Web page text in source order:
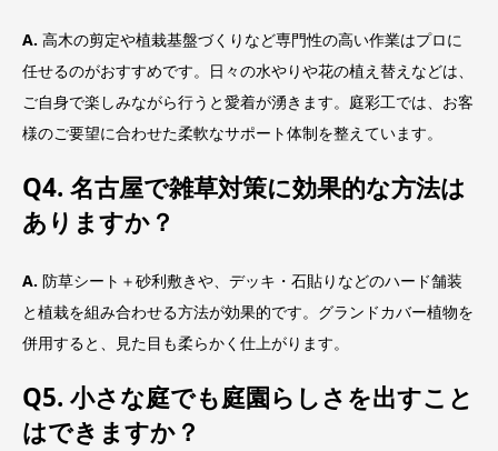
A. 高木の剪定や植栽基盤づくりなど専門性の高い作業はプロに
任せるのがおすすめです。日々の水やりや花の植え替えなどは、
ご自身で楽しみながら行うと愛着が湧きます。庭彩工では、お客
様のご要望に合わせた柔軟なサポート体制を整えています。
Q4. 名古屋で雑草対策に効果的な方法は
ありますか？
A. 防草シート＋砂利敷きや、デッキ・石貼りなどのハード舗装
と植栽を組み合わせる方法が効果的です。グランドカバー植物を
併用すると、見た目も柔らかく仕上がります。
Q5. 小さな庭でも庭園らしさを出すこと
はできますか？